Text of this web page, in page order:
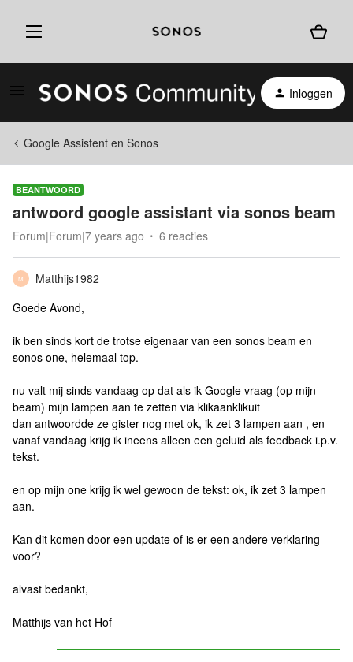
Inloggen
Google Assistent en Sonos
BEANTWOORD
antwoord google assistant via sonos beam
Forum|Forum|7 years ago 6 reacties
M
Matthijs1982
Goede Avond,
ik ben sinds kort de trotse eigenaar van een sonos beam en
sonos one, helemaal top.
nu valt mij sinds vandaag op dat als ik Google vraag (op mijn
beam) mijn lampen aan te zetten via klikaanklikuit
dan antwoordde ze gister nog met ok, ik zet 3 lampen aan , en
vanaf vandaag krijg ik ineens alleen een geluid als feedback i.p.v.
tekst.
en op mijn one krijg ik wel gewoon de tekst: ok, ik zet 3 lampen
aan.
Kan dit komen door een update of is er een andere verklaring
voor?
alvast bedankt,
Matthijs van het Hof